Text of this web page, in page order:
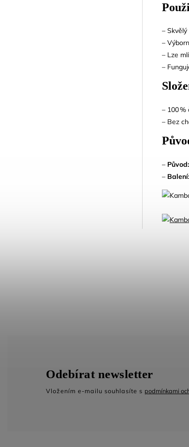
–
–
– Lze
–
– 100 %
– Bez
– Původ:
– Balení:
Odebírat newsletter
Vložením e-mailu souhlasíte s podmínkami